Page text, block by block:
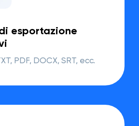
esportazione
PDF, DOCX, SRT, ecc.